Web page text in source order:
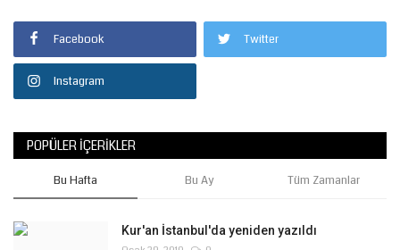
Facebook Twitter
Instagram
POPÜLER İÇERIKLER
Bu Hafta Bu Ay Tüm Zamanlar
Kur'an İstanbul'da yeniden yazıldı